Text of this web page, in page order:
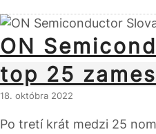
ON
top 25
18. októbra 2022
Po tretí krát medzi 25